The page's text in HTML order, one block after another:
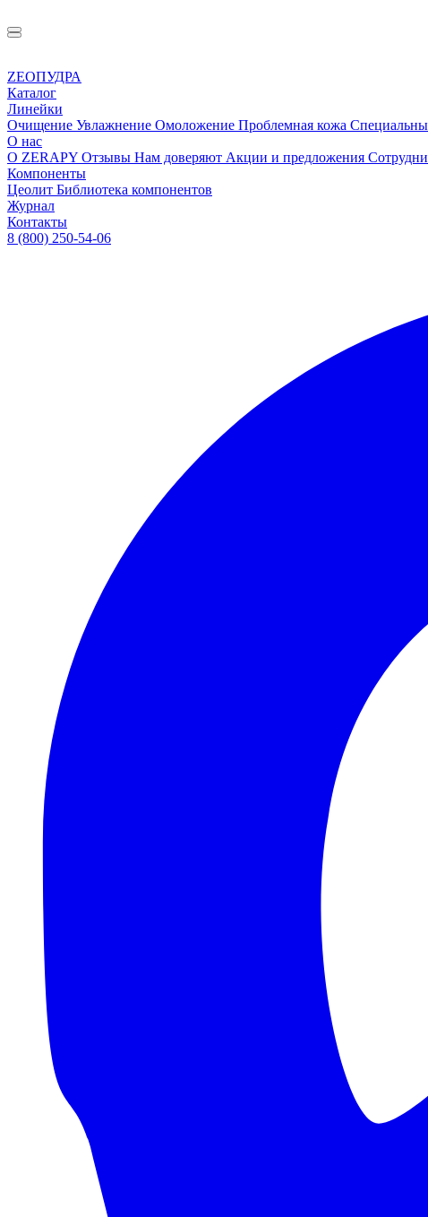
ZEOПУДРА
Каталог
Линейки
Очищение Увлажнение Омоложение Проблемная кожа
О нас
О ZERAPY Отзывы Нам доверяют Акции и предложения
Компоненты
Цеолит Библиотека компонентов
Журнал
Контакты
8 (800) 250-54-06